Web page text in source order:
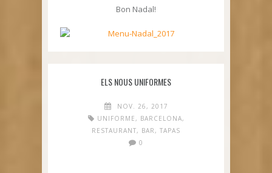
Bon Nadal!
ELS NOUS UNIFORMES
NOV. 26, 2017
UNIFORME, BARCELONA,
RESTAURANT, BAR, TAPAS
0